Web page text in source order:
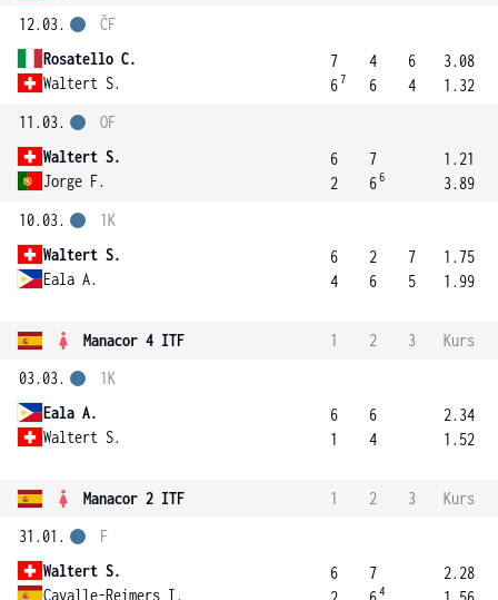
12.03.
Rosatello C.
Waltert S.
ČF
7
67
4
6
6
4
3.08
1.32
11.03.
Waltert S.
Jorge F.
OF
6
2
7
66
1.21
3.89
10.03.
Waltert S.
Eala A.
1K
6
4
2
6
7
5
1.75
1.99
Manacor 4 ITF 1 2 3
Kurs
03.03.
Eala A.
Waltert S.
1K
6
1
6
4
2.34
1.52
Manacor 2 ITF 1 2 3
Kurs
31.01.
Waltert S.
Cavalle-Reimers I.
F
6
7
4
2.28